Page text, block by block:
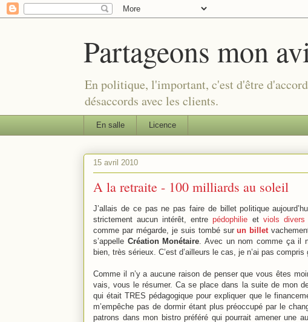
Partageons mon
En politique, l'important, c'est d'être
désaccords avec les clients.
En salle Licence
15 avril 2010
A la retraite - 100 milliards au soleil
J’allais de ce pas ne pas faire de billet politique
strictement aucun intérêt, entrepédophilie et viols divers
comme par mégarde, je suis tombé surun billet
s’appelle Création Monétaire . Avec un nom comme ça il
bien, très sérieux. C’est d’ailleurs le cas, je n’ai pas compris
Comme il n’y a aucune raison de penser que vous êtes
vais, vous le résumer. Ca se place dans la suite de mon
qui était TRES pédagogique pour expliquer que le
m’empêche pas de dormir étant plus préoccupé par le
patrons dans mon bistro préféré qui pourrait amener une